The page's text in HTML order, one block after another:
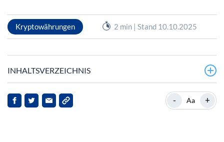
Kryptowährungen 2 min | Stand 10.10.2025
INHALTSVERZEICHNIS
Aktuelle Performance und Marktkontext
- Aa +